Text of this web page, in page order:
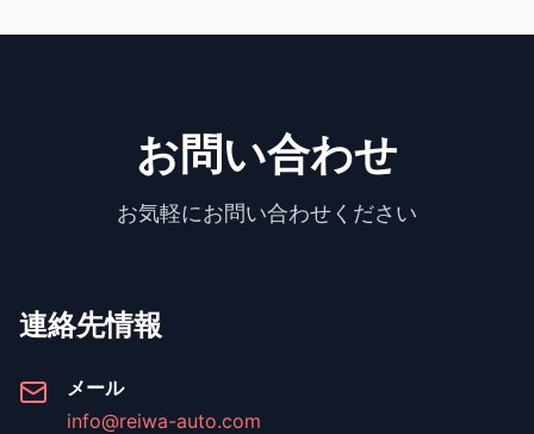
お問い合わせ
お気軽にお問い合わせください
連絡先情報
メール
info@reiwa-auto.com